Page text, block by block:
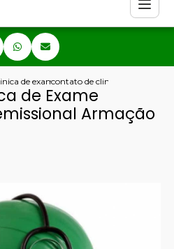
admissionais
de exame admissional aso
contato de clinica de exame
de Exame
Armação